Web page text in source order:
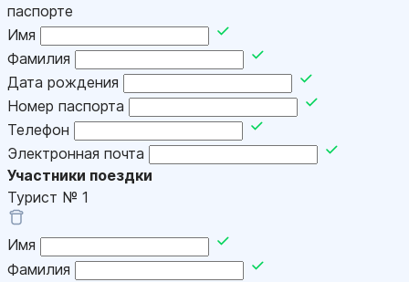
паспорте
Имя
Фамилия
Дата рождения
Номер паспорта
Телефон
Электронная почта
Участники поездки
Турист № 1
Имя
Фамилия